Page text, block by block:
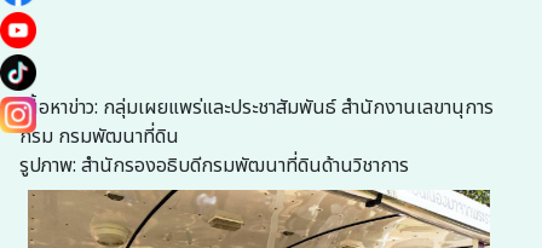
เนื้อหาข่าว: กลุ่มเผยแพร่และประชาสัมพันธ์ สำนักงานเลขานุการ
กรม กรมพัฒนาที่ดิน
รูปภาพ: สำนักรองอธิบดีกรมพัฒนาที่ดินด้านวิชาการ